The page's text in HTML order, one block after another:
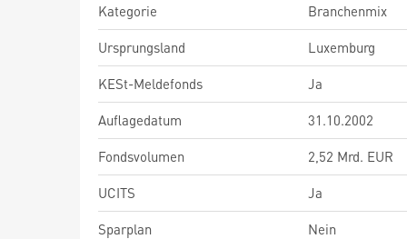
Kategorie
Branchenmix
Ursprungsland
Luxemburg
KESt-Meldefonds
Ja
Auflagedatum
31.10.2002
Fondsvolumen
2,52 Mrd. EUR
UCITS
Ja
Sparplan
Nein